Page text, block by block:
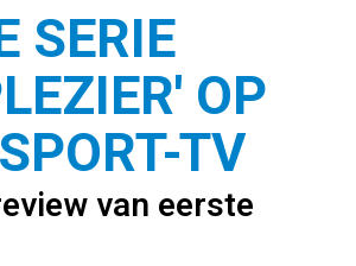
SERIE
OP
TV
van eerste